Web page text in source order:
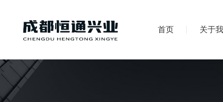
首页 关于